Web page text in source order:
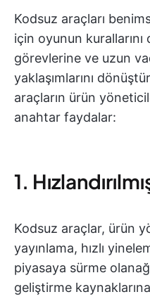
Kodsuz araçları
için oyunun
görevlerine ve uzun
yaklaşımlarını
araçların ürün
anahtar faydalar:
1.
Kodsuz araçlar, ürün
yayınlama, hızlı
piyasaya sürme
geliştirme